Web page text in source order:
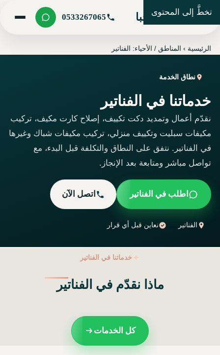
تخطَّ إلى المحتوى
شركة مرحبا 0533267065
الرئيسية ›المناطق / الأحياء: الفناتير
نطاق الخدمة
خدماتنا في الفناتير
نقدّم أعمال وتمديد دكت تكييف، إصلاح كارت مكيف، تركيب
مكيفات سبليت وتكييف منزلي، تركيب مكيفات شباك وغيرها
في الفناتير. نتفق على النطاق والتكلفة قبل البدء، مع
تواصل مباشر ومتابعة بعد الإنجاز.
اطلب في الفناتير اتصل الآن
الفناتير نعاين قبل أي قرار
خدماتنا في الفناتير
ماذا نقدّم في الفناتير
كل الخدمات